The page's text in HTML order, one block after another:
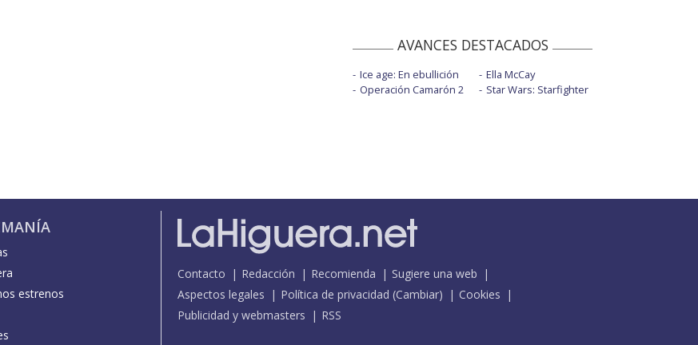
AVANCES DESTACADOS
Ice age: En ebullición
Operación Camarón 2
Ella McCay
Star Wars: Starfighter
estrenos
Contacto Redacción Recomienda
Sugiere una web
Aspectos legales
Política de privacidad (Cambiar)
Cookies
Publicidad y webmasters
RSS